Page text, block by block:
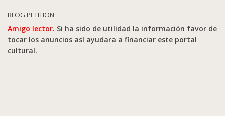
BLOG PETITION
Amigo lector. Si ha sido de utilidad la información favor de
tocar los anuncios así ayudara a financiar este portal
cultural.